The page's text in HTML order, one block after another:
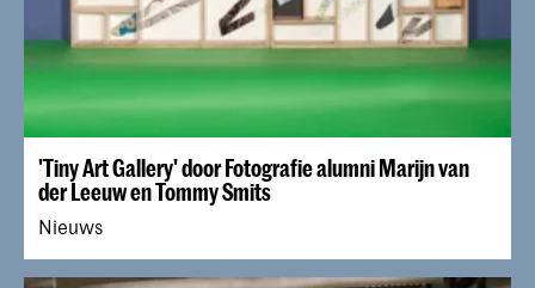
'Tiny Art Gallery' door Fotografie alumni Marijn van
der Leeuw en Tommy Smits
Nieuws